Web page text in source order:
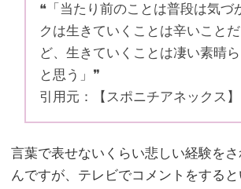
❝「当たり前のことは普段は気づ
クは生きていくことは辛いこと
ど、生きていくことは凄い素晴
と思う」❞
引用元：【スポニチアネックス】
言葉で表せないくらい悲しい経験を
んですが、テレビでコメントをする